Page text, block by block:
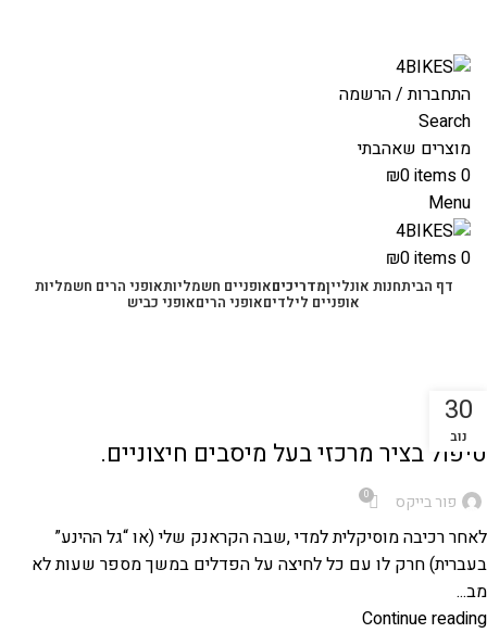
התחברות / הרשמה
Search
מוצרים שאהבתי
0
items
₪0
Menu
0
items
₪0
דף הביתחנות אונלייןמדריכיםאופניים חשמליותאופני הרים חשמליות
אופניים לילדיםאופני הריםאופני כביש
30
נוב
מדריכים טכניים לאופניים
טיפול בציר מרכזי בעל מיסבים חיצוניים.
פור בייקס 0
לאחר רכיבה מוסיקלית למדי ,שבה הקראנק שלי (או “גל ההינע”
בעברית) חרק לו עם כל לחיצה על הפדלים במשך מספר שעות לא
מב...
Continue reading